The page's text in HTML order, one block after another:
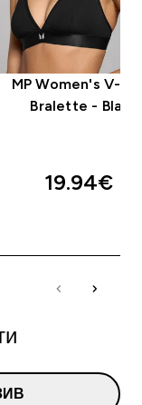
MP Women's V-
Bralette - Black
19.94€‎